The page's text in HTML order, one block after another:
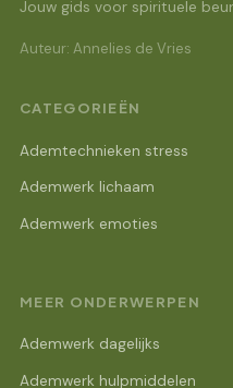
Jouw gids voor spirituele
Auteur: Annelies de Vries
CATEGORIEËN
Ademtechnieken stress
Ademwerk lichaam
Ademwerk emoties
MEER ONDERWERPEN
Ademwerk dagelijks
Ademwerk hulpmiddelen